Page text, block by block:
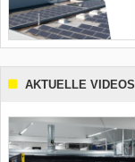
AKTUELLE VIDEOS